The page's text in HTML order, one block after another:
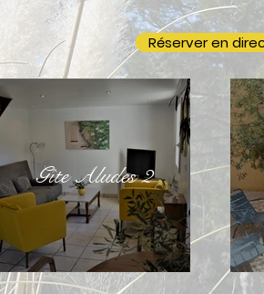
Gîte Aludes 2
Réserver en